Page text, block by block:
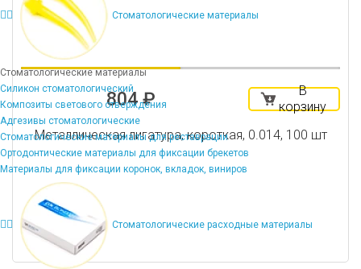
Стоматологические материалы
Стоматологические материалы
Силикон стоматологический
Композиты светового отверждения
Адгезивы стоматологические
Стоматологические материалы для реставрации
Ортодонтические материалы для фиксации брекетов
Материалы для фиксации коронок, вкладок, виниров
Стоматологические расходные материалы
804 ₽
В
корзину
Металлическая лигатура, короткая, 0.014, 100 шт